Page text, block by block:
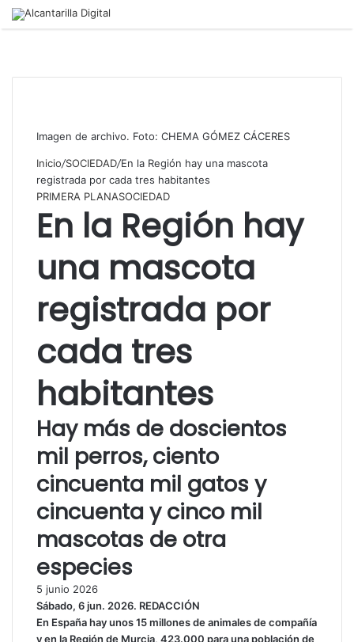
Imagen de archivo. Foto: CHEMA GÓMEZ CÁCERES
Inicio/SOCIEDAD/En la Región hay una mascota
registrada por cada tres habitantes
PRIMERA PLANASOCIEDAD
En la Región hay
una mascota
registrada por
cada tres
habitantes
Hay más de doscientos
mil perros, ciento
cincuenta mil gatos y
cincuenta y cinco mil
mascotas de otra
especies
5 junio 2026
Sábado, 6 jun. 2026. REDACCIÓN
En España hay unos 15 millones de animales de compañía
y en la Región de Murcia, 423.000 para una población de